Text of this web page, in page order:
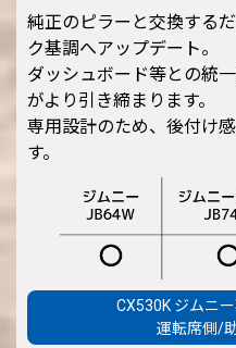
純正のピラーと交換する
ク基調へアップデート。
ダッシュボード等との統
がより引き締まります。
専用設計のため、後付け
す。
CX530K ジムニ
運転席側/